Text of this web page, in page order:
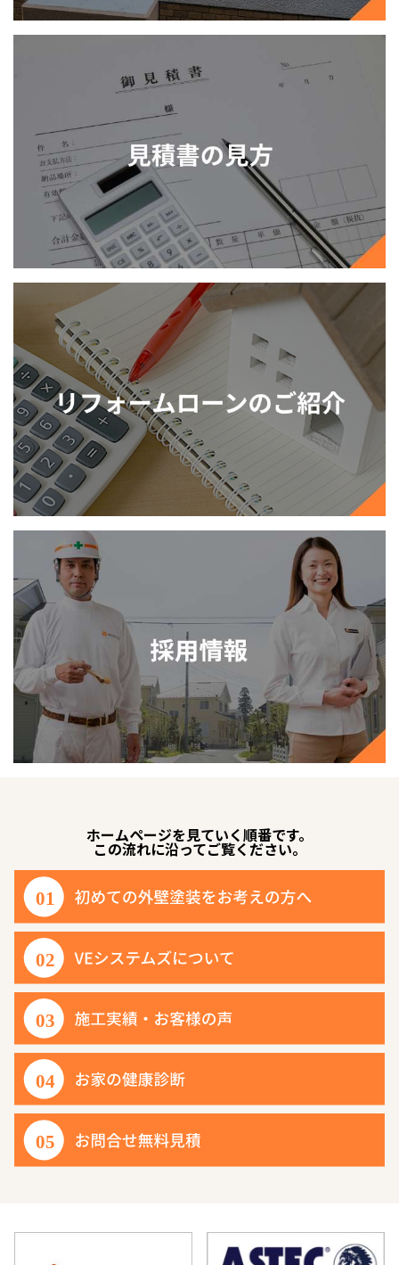
ホームページを見ていく順番です。
この流れに沿ってご覧ください。